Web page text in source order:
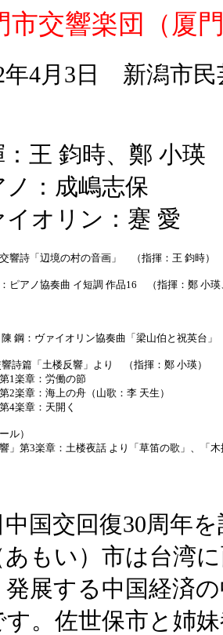
市交響楽団（厦
年4月3日 新潟市
王 鈞時、鄭 小瑛
ノ：成嶋志保
イオリン：蹇 愛
響詩「辺境の村の音画」 （指揮：王 鈞時）
ピアノ協奏曲 イ短調 作品16 （指揮：鄭 小
鋼：ヴァイオリン協奏曲「梁山伯と祝英台
詩篇「土楼反響」より （指揮：鄭 小瑛）
：労働の節
：海上の舟（山歌：李 天生）
：天開く
ル）
響」第3楽章：土楼夜話 より「草笛の歌」、「
国交回復30周年
あもい）市は台湾
発展する中国経済
す。佐世保市と姉